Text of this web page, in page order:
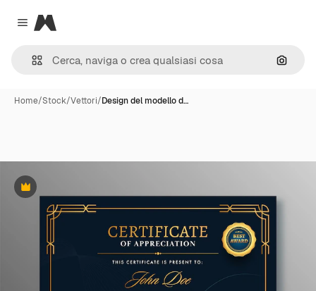
Close menu
Magnific
Cerca
Home/Stock/Vettori/Design del modello d…
Premium